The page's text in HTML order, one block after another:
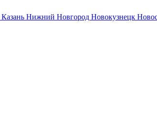
Казань Нижний Новгород Новокузнецк